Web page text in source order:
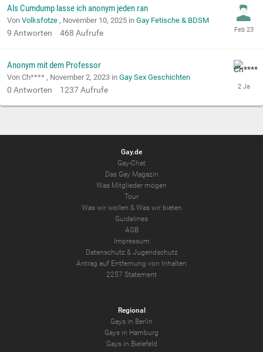
Als Cumdump lasse ich anonym jeden ran
Von Volksfotze , November 10, 2025 in Gay Fetische & BDSM
9 Antworten 468 Aufrufe
Anonym mit dem Professor
Von Ch**** , November 2, 2023 in Gay Sex Geschichten
0 Antworten 1237Aufrufe
Gay.de
Gay-Chat
Das Gay Magazin
Was Mitglieder mögen
Tour
Was wir wollen & Was wir bieten
Guidelines
AGB
Impressum
Datenschutz & Jugendschutz
Antrag auf Entfernung von Inhalten
2257 Statement
Regional
Gays in Berlin
Gays in Hamburg
Gays in Bielefeld